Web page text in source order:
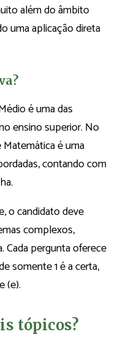
além do âmbito
uma aplicação direta
é uma das
ensino superior. No
é uma
contando com
o candidato deve
complexos,
Cada pergunta oferece
somente 1 é a certa,
(e).
tópicos?